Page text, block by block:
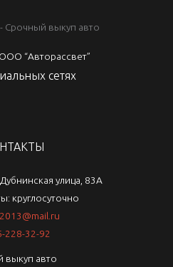
“Авторассвет”
сетях
улица, 83А
круглосуточно
228-32-92
выкуп авто